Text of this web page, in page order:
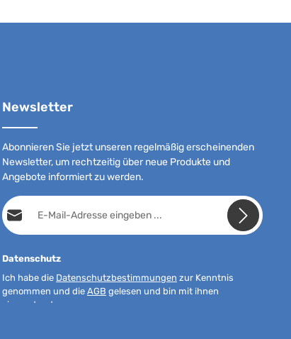
Newsletter
Abonnieren Sie jetzt unseren regelmäßig erscheinenden
Newsletter, um rechtzeitig über neue Produkte und
Angebote informiert zu werden.
E-Mail-Adresse*
Datenschutz
Ich habe die Datenschutzbestimmungen zur Kenntnis
genommen und die AGB gelesen und bin mit ihnen
einverstanden.